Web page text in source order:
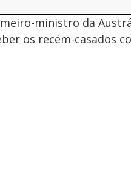
ministro da
os recém-casados